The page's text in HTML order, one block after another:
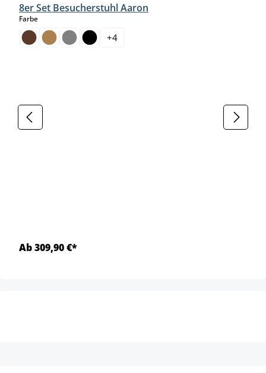
8er Set Besucherstuhl Aaron
Farbeauswählen
+4
Ab 309,90 €*